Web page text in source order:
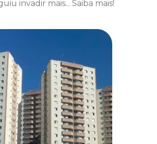
de condomínio: o ponto de
um ano inteiro de gestão
eficiente